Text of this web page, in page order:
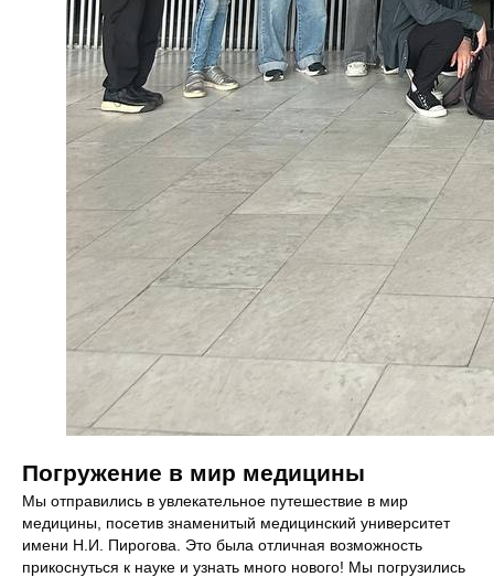
Погружение в мир медицины
Мы отправились в увлекательное путешествие в мир
медицины, посетив знаменитый медицинский университет
имени Н.И. Пирогова. Это была отличная возможность
прикоснуться к науке и узнать много нового! Мы погрузились